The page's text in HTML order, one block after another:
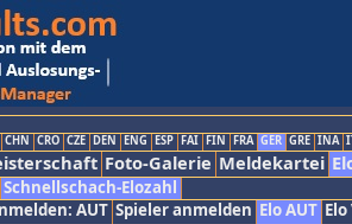
CHN CRO CZE DEN ENG ESP FAI FIN FRA GER GRE INA
Foto-Galerie Meldekartei
Schnellschach-Elozahl
AUT Spieler anmelden Elo AUT